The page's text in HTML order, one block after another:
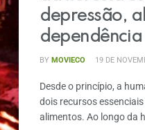
depressão,
BY MOVIECO 19 DE
Desde o princípio, a
dois recursos
alimentos. Ao longo da